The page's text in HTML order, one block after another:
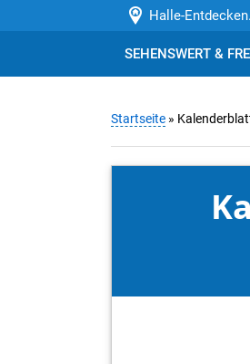
Halle-
SEHENSWERT &
Startseite »